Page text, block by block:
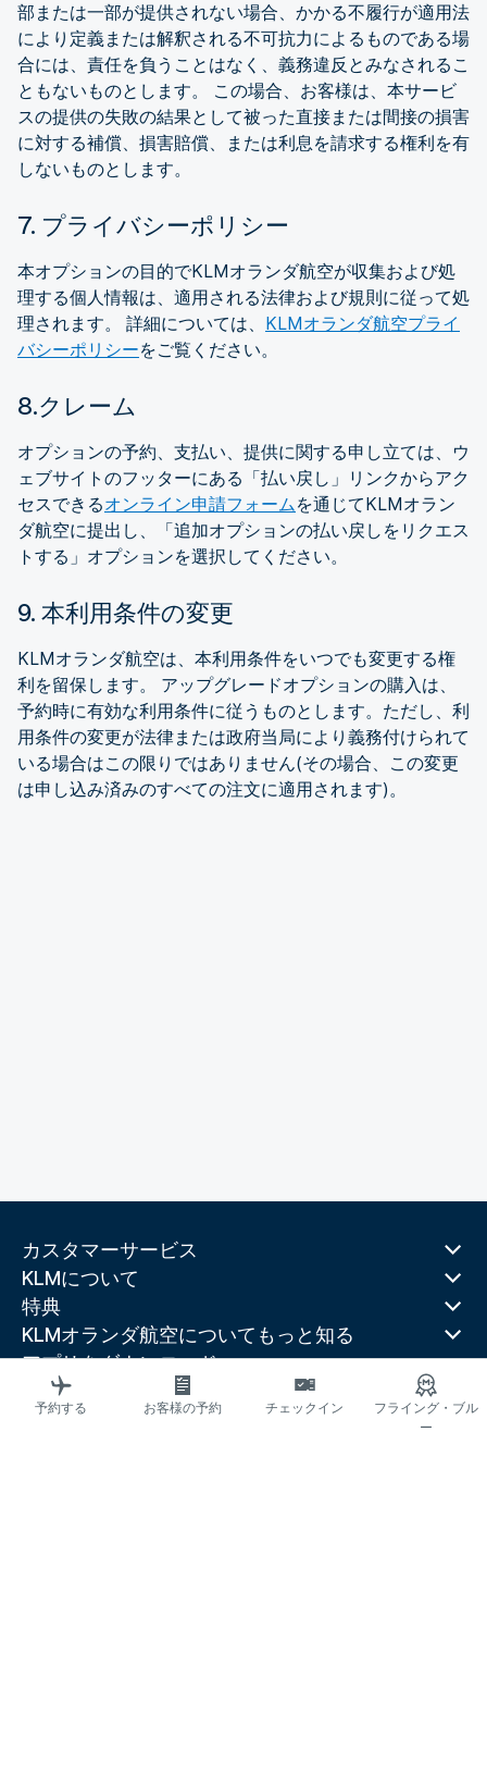
部または一部が提供されない場合、かかる不履行が適用法
により定義または解釈される不可抗力によるものである場
合には、責任を負うことはなく、義務違反とみなされるこ
ともないものとします。 この場合、お客様は、本サービ
スの提供の失敗の結果として被った直接または間接の損害
に対する補償、損害賠償、または利息を請求する権利を有
しないものとします。
7. プライバシーポリシー
本オプションの目的でKLMオランダ航空が収集および処
理する個人情報は、適用される法律および規則に従って処
理されます。 詳細については、 KLMオランダ航空プライ
バシーポリシーをご覧ください。
8.クレーム
オプションの予約、支払い、提供に関する申し立ては、ウ
ェブサイトのフッターにある「払い戻し」リンクからアク
セスできるオンライン申請フォーム を通じてKLMオラン
ダ航空に提出し、「追加オプションの払い戻しをリクエス
トする」オプションを選択してください。
9. 本利用条件の変更
KLMオランダ航空は、本利用条件をいつでも変更する権
利を留保します。 アップグレードオプションの購入は、
予約時に有効な利用条件に従うものとします。ただし、利
用条件の変更が法律または政府当局により義務付けられて
いる場合はこの限りではありません(その場合、この変更
は申し込み済みのすべての注文に適用されます)。
カスタマーサービス
KLMについて
特典
KLMオランダ航空についてもっと知る
アプリをダウンロード
関連するウェブサイト
トラベルガイド
予約する お客様の予約 チェックイン
フライング・ブル
ー